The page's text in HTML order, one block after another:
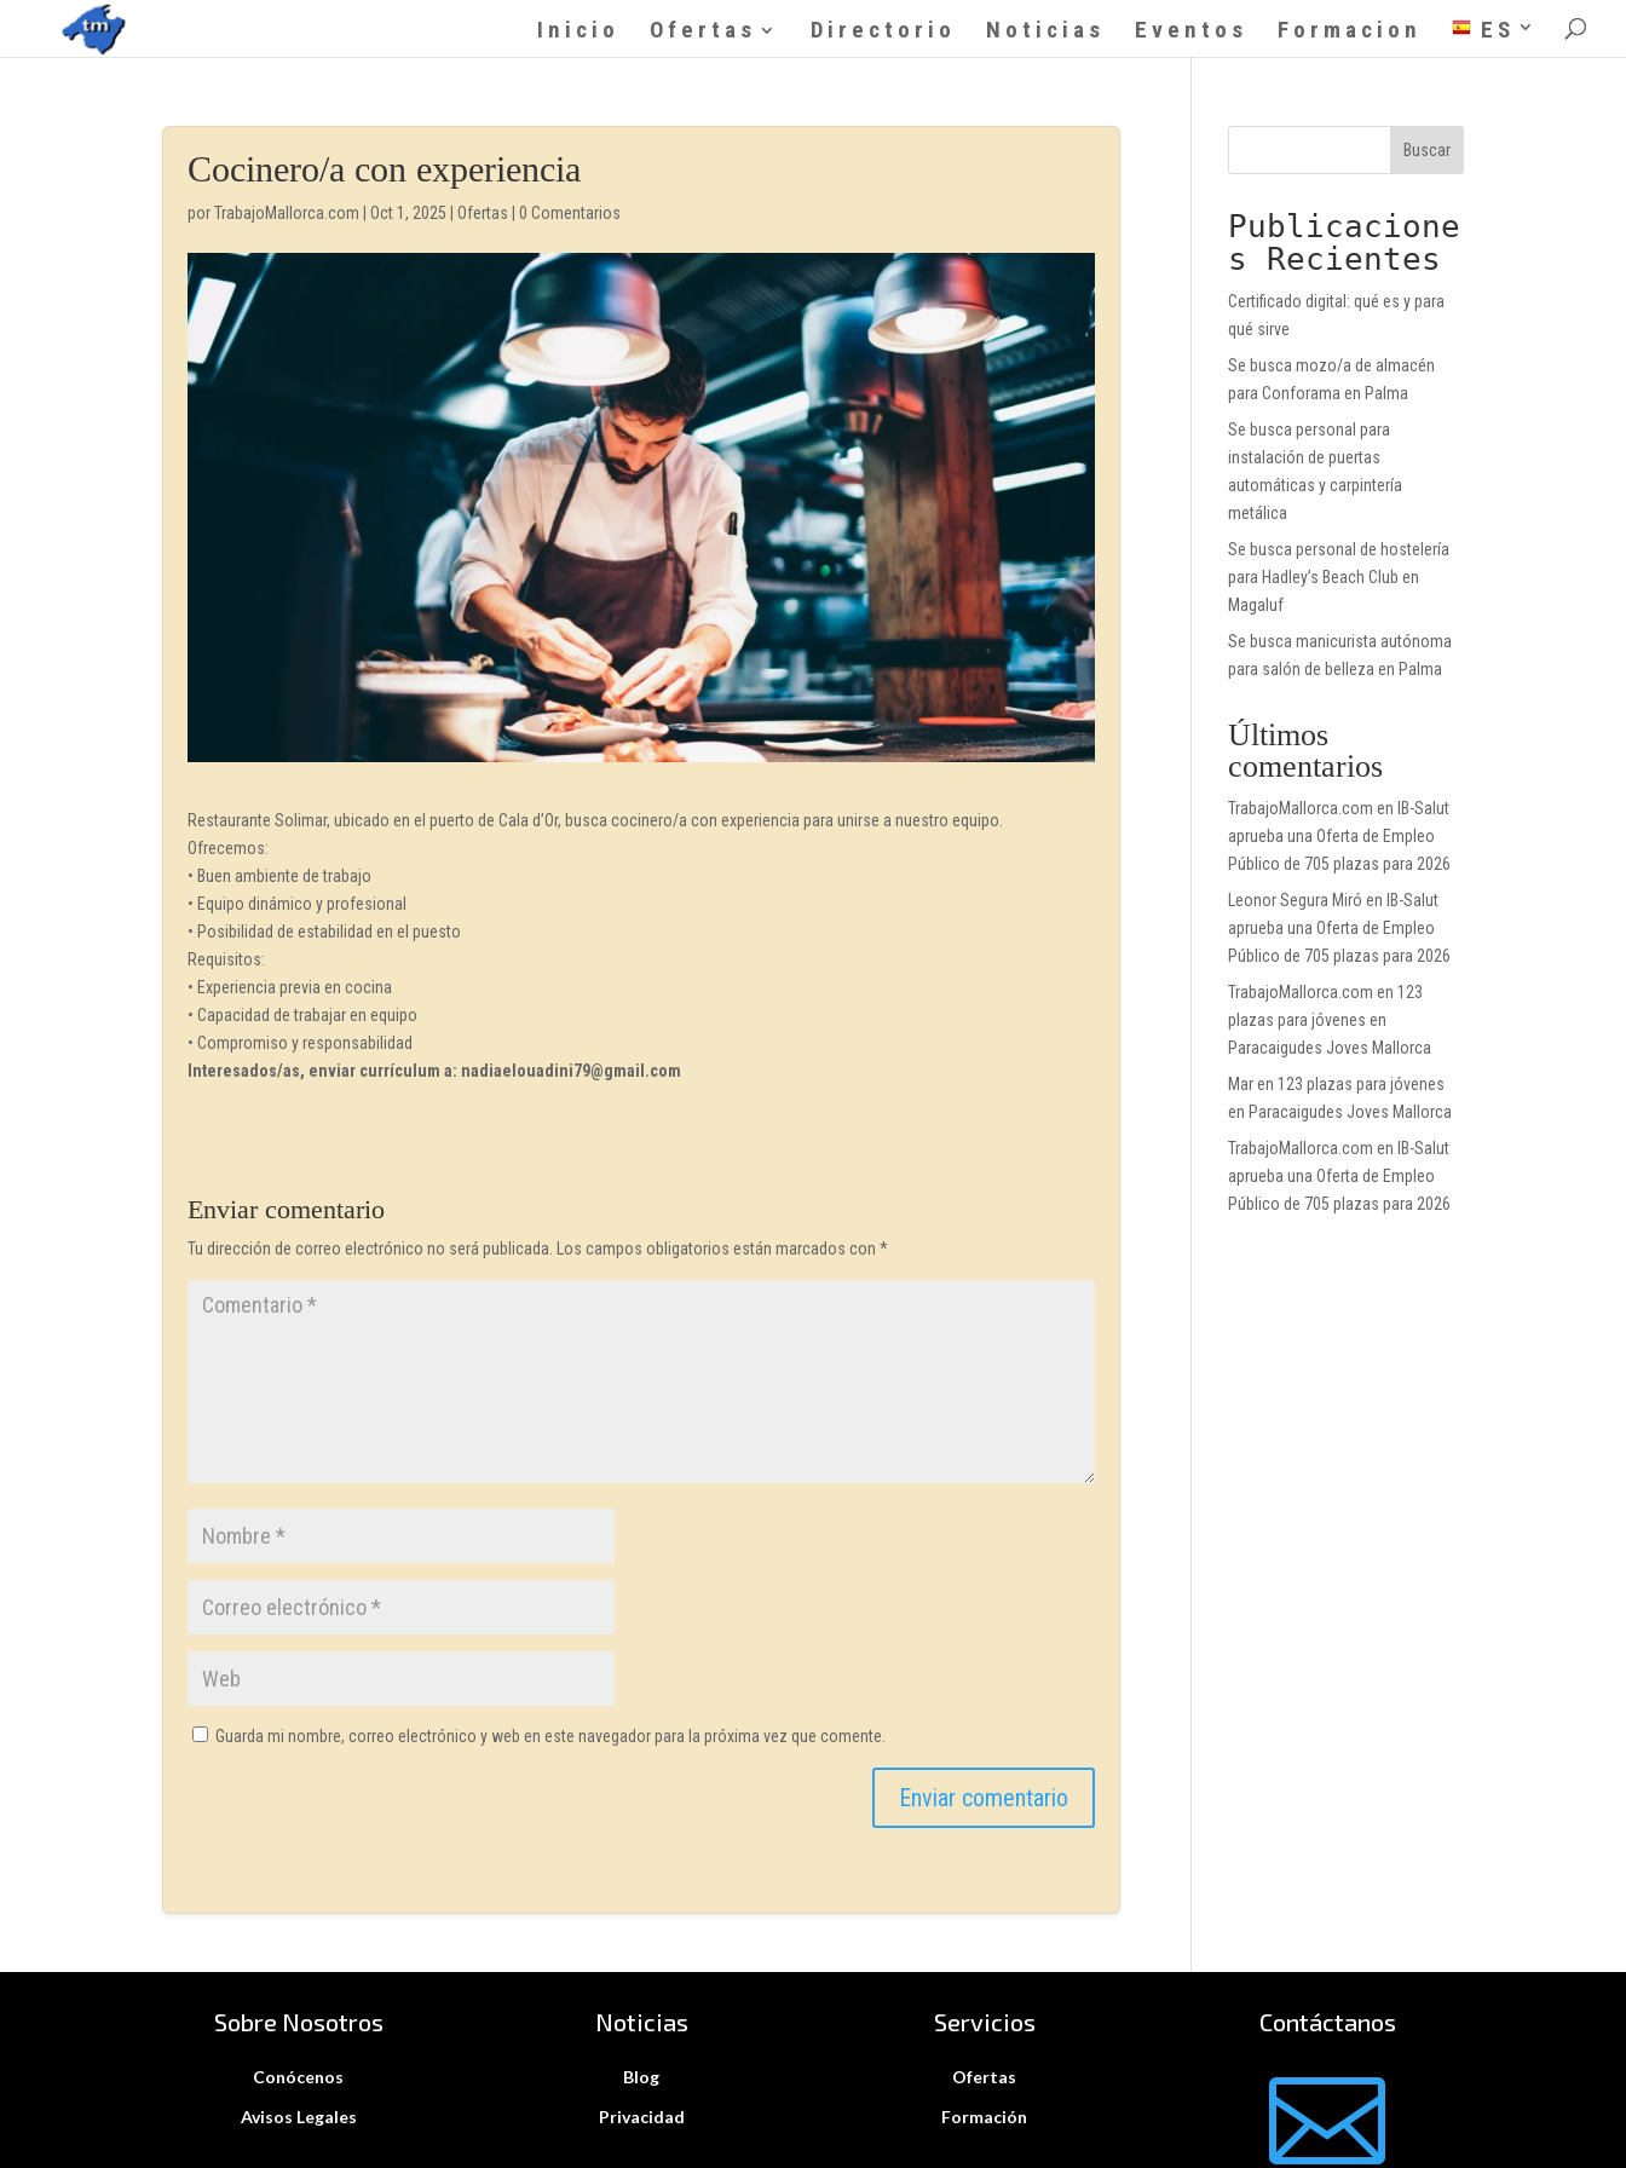
Inicio Ofertas Directorio Noticias Eventos Formacion ES
Cocinero/a con experiencia
porTrabajoMallorca.com |Oct 1, 2025 |Ofertas |0 Comentarios
Restaurante Solimar, ubicado en el puerto de Cala d’Or, busca cocinero/a con experiencia para unirse a nuestro equipo.
Ofrecemos:
• Buen ambiente de trabajo
• Equipo dinámico y profesional
• Posibilidad de estabilidad en el puesto
Requisitos:
• Experiencia previa en cocina
• Capacidad de trabajar en equipo
• Compromiso y responsabilidad
Interesados/as, enviar currículum a: nadiaelouadini79@gmail.com
Enviar comentario
Tu dirección de correo electrónico no será publicada. Los campos obligatorios están marcados con*
Guarda mi nombre, correo electrónico y web en este navegador para la próxima vez que comente.
Buscar
Publicacione
s Recientes
Certificado digital: qué es y para
qué sirve
Se busca mozo/a de almacén
para Conforama en Palma
Se busca personal para
instalación de puertas
automáticas y carpintería
metálica
Se busca personal de hostelería
para Hadley’s Beach Club en
Magaluf
Se busca manicurista autónoma
para salón de belleza en Palma
Últimos
comentarios
TrabajoMallorca.com en IB-Salut
aprueba una Oferta de Empleo
Público de 705 plazas para 2026
Leonor Segura Miró en IB-Salut
aprueba una Oferta de Empleo
Público de 705 plazas para 2026
TrabajoMallorca.com en 123
plazas para jóvenes en
Paracaigudes Joves Mallorca
Maren 123 plazas para jóvenes
en Paracaigudes Joves Mallorca
TrabajoMallorca.com en IB-Salut
aprueba una Oferta de Empleo
Público de 705 plazas para 2026
Sobre Nosotros
Conócenos
Avisos Legales
Noticias
Blog
Privacidad
Servicios
Ofertas
Formación
Contáctanos
